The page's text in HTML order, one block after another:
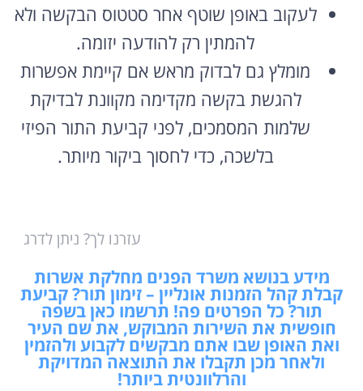
לעקוב באופן שוטף אחר סטטוס הבקשה ולא
להמתין רק להודעה יזומה.
מומלץ גם לבדוק מראש אם קיימת אפשרות
להגשת בקשה מקדימה מקוונת לבדיקת
שלמות המסמכים, לפני קביעת התור הפיזי
בלשכה, כדי לחסוך ביקור מיותר.
עזרנו לך? ניתן לדרג
מידע בנושא משרד הפנים מחלקת אשרות
קבלת קהל הזמנות אונליין – זימון תור? קביעת
תור? כל הפרטים פה! תרשמו כאן בשפה
חופשית את השירות המבוקש, את שם העיר
ואת האופן שבו אתם מבקשים לקבוע ולהזמין
ולאחר מכן תקבלו את התוצאה המדויקת
והרלוונטית ביותר!